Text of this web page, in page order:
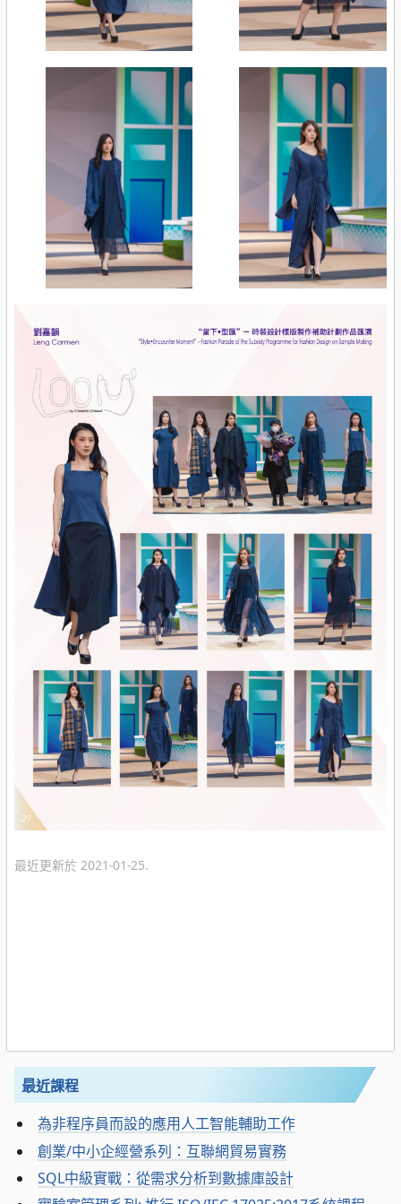
最近更新於 2021-01-25.
最近課程
為非程序員而設的應用人工智能輔助工作
創業/中小企經營系列：互聯網貿易實務
SQL中級實戰：從需求分析到數據庫設計